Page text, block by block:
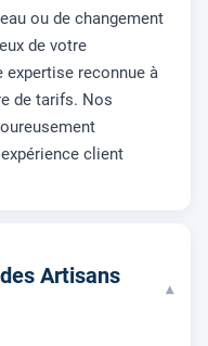
ou de changement
de votre
reconnue à
de tarifs. Nos
client
Artisans
▾